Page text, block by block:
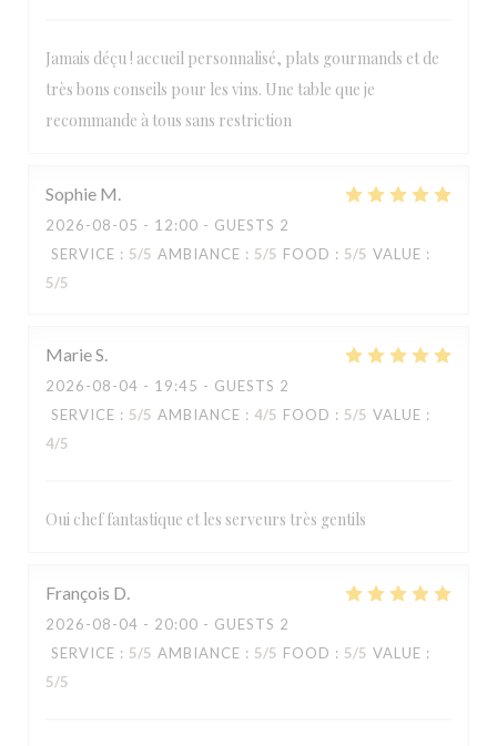
Jamais déçu ! accueil personnalisé, plats gourmands et de
très bons conseils pour les vins. Une table que je
recommande à tous sans restriction
Sophie M
2026-08-05 - 12:00 - GUESTS 2
SERVICE : 5/5 AMBIANCE : 5/5 FOOD : 5/5 VALUE :
5/5
MarieS
2026-08-04 - 19:45 - GUESTS 2
SERVICE : 5/5 AMBIANCE : 4/5 FOOD : 5/5 VALUE :
4/5
Oui chef fantastique et les serveurs très gentils
François D
2026-08-04 - 20:00 - GUESTS 2
SERVICE : 5/5 AMBIANCE : 5/5 FOOD : 5/5 VALUE :
5/5
LA TABLE DE CATUSSEAU